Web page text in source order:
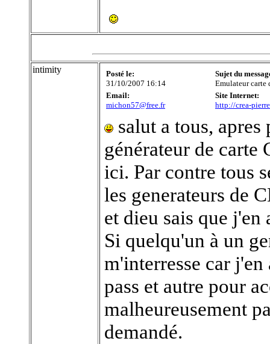
intimity
Posté le:
31/10/2007 16:14
Sujet du
Emulateur
Email:
michon57@free.fr
Site Internet:
http://crea-
salut a tous,
générateur de carte
ici. Par contre tous
les generateurs de
et dieu sais que
Si quelqu'un à un
m'interresse car
pass et autre pour
malheureusement
demandé.